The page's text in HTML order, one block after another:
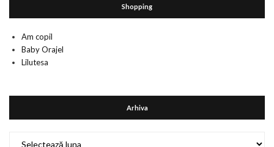
Shopping
Am copil
Baby Orajel
Lilutesa
Arhiva